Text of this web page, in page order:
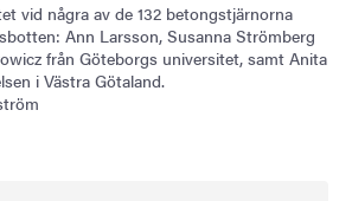
vid några av de 132 betongstjärnorna
Ann Larsson, Susanna Strömberg
från Göteborgs universitet, samt Anita
i Västra Götaland.